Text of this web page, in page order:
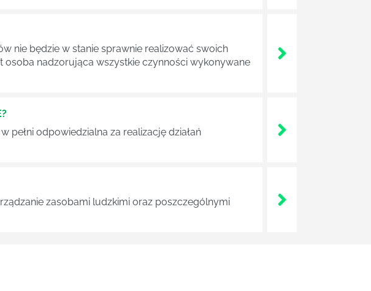
nie będzie w stanie sprawnie realizować swoich
osoba nadzorująca wszystkie czynności wykonywane
pełni odpowiedzialna za realizację działań
zasobami ludzkimi oraz poszczególnymi